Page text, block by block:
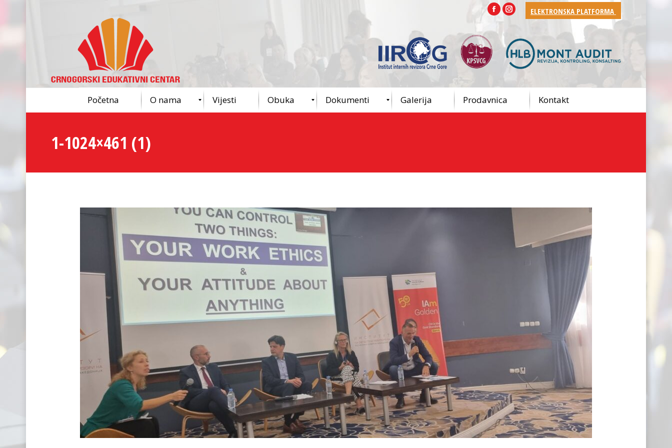
FacebookInstagramELEKTRONSKA PLATFORMA
Početna O nama Vijesti Obuka Dokumenti Galerija Prodavnica Kontakt
1-1024×461 (1)